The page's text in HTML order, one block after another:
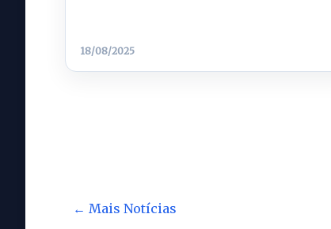
18/08/2025
← Mais Notícias